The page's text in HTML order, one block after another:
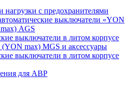
нагрузки с предохранителями
выключатели «YON
AGS
выключатели в литом корпусе
max) MGS и аксессуары
выключатели в литом корпусе
для АВР